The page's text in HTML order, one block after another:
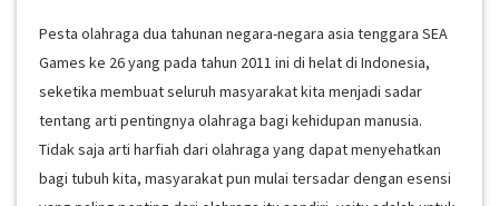
Pesta olahraga dua tahunan negara-negara asia tenggara SEA
Games ke 26 yang pada tahun 2011 ini di helat di Indonesia,
seketika membuat seluruh masyarakat kita menjadi sadar
tentang arti pentingnya olahraga bagi kehidupan manusia.
Tidak saja arti harfiah dari olahraga yang dapat menyehatkan
bagi tubuh kita, masyarakat pun mulai tersadar dengan esensi